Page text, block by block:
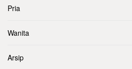
Pria
Wanita
Arsip